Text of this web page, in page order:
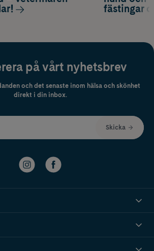
fästingar
på vårt nyhetsbrev
och det senaste inom hälsa och skönhet
direkt i din inbox.
Skicka